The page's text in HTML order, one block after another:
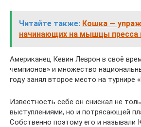
Читайте также: Кошка —
начинающих на мышцы пресса
Американец Кевин Леврон в своё
чемпионов» и множество
году занял второе место на турнире
Известность себе он снискал не
выступлениями, но и потрясающей
Собственно поэтому его и называли